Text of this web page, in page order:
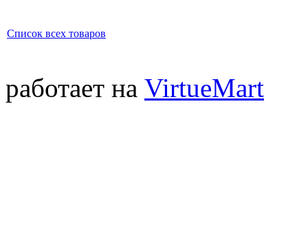
Список всех товаров
работает на VirtueMart